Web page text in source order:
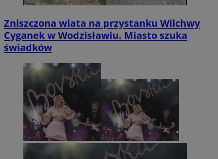
Zniszczona wiata na przystanku Wilchwy
Cyganek w Wodzisławiu. Miasto szuka
świadków